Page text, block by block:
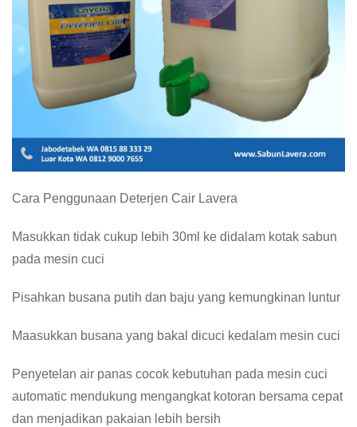
Cara Penggunaan Deterjen Cair Lavera
Masukkan tidak cukup lebih 30ml ke didalam kotak sabun
pada mesin cuci
Pisahkan busana putih dan baju yang kemungkinan luntur
Maasukkan busana yang bakal dicuci kedalam mesin cuci
Penyetelan air panas cocok kebutuhan pada mesin cuci
automatic mendukung mengangkat kotoran bersama cepat
dan menjadikan pakaian lebih bersih